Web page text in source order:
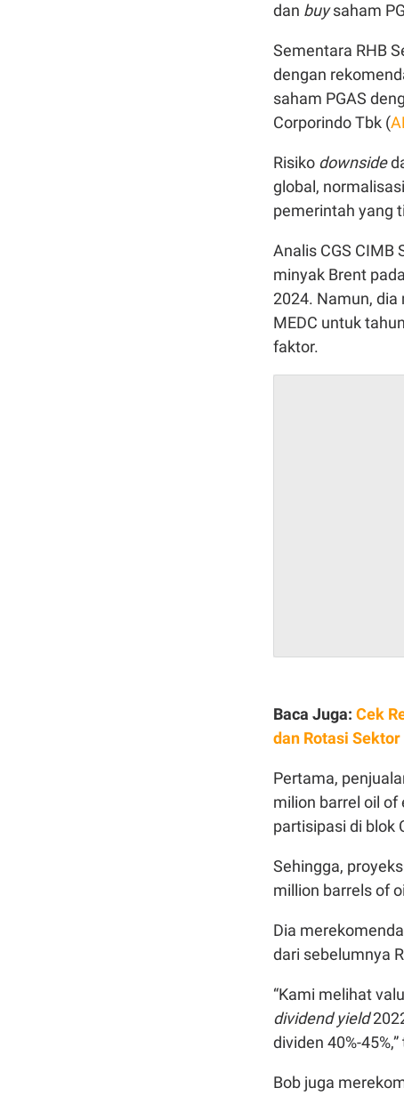
dan buysaham
Sementara RHB
dengan
saham PGAS
Corporindo Tbk (
Risiko downside
global,
pemerintah yang
Analis CGS CIMB
minyak Brent
2024. Namun,
MEDC untuk
faktor.
Baca Juga: Cek
dan Rotasi Sektor
Pertama,
milion barrel oil
partisipasi di blok
Sehingga,
million barrels of
Dia
dari sebelumnya
“Kami melihat
dividend yield
dividen 40%-
Bob juga